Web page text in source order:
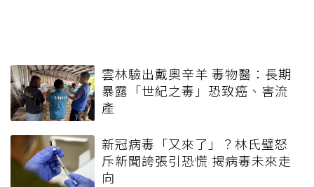
雲林驗出戴奧辛羊 毒物醫：長期
暴露「世紀之毒」恐致癌、害流
產
新冠病毒「又來了」？林氏璧怒
斥新聞誇張引恐慌 揭病毒未來走
向